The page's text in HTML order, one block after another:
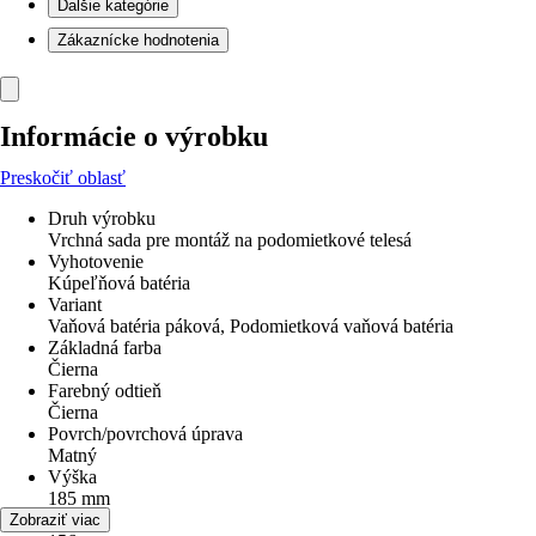
Ďalšie kategórie
Zákaznícke hodnotenia
Informácie o výrobku
Preskočiť oblasť
Druh výrobku
Vrchná sada pre montáž na podomietkové telesá
Vyhotovenie
Kúpeľňová batéria
Variant
Vaňová batéria páková, Podomietková vaňová batéria
Základná farba
Čierna
Farebný odtieň
Čierna
Povrch/povrchová úprava
Matný
Výška
185 mm
Šírka
Zobraziť viac